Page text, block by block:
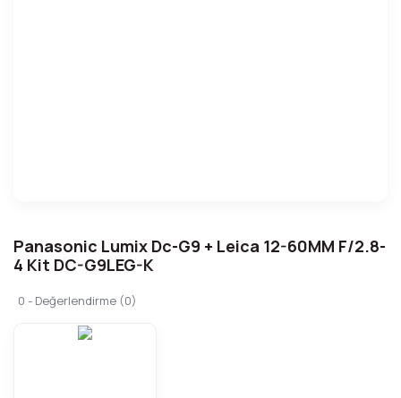
Panasonic Lumix Dc-G9 + Leica 12-60MM F/2.8-
4 Kit DC-G9LEG-K
0 - Değerlendirme (0)